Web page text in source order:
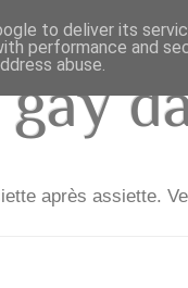
après assiette.
to deliver its
performance and
abuse.